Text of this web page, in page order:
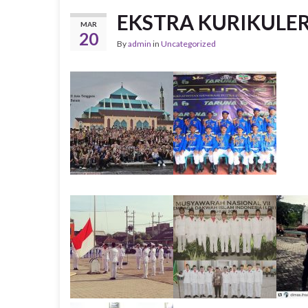
MAR
20
EKSTRA
Byadmin in Uncategorized